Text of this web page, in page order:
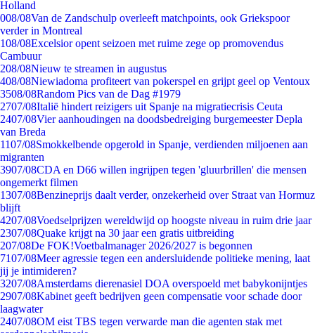
Holland
008/08Van de Zandschulp overleeft matchpoints, ook Griekspoor
verder in Montreal
108/08Excelsior opent seizoen met ruime zege op promovendus
Cambuur
208/08Nieuw te streamen in augustus
408/08Niewiadoma profiteert van pokerspel en grijpt geel op Ventoux
3508/08Random Pics van de Dag #1979
2707/08Italië hindert reizigers uit Spanje na migratiecrisis Ceuta
2407/08Vier aanhoudingen na doodsbedreiging burgemeester Depla
van Breda
1107/08Smokkelbende opgerold in Spanje, verdienden miljoenen aan
migranten
3907/08CDA en D66 willen ingrijpen tegen 'gluurbrillen' die mensen
ongemerkt filmen
1307/08Benzineprijs daalt verder, onzekerheid over Straat van Hormuz
blijft
4207/08Voedselprijzen wereldwijd op hoogste niveau in ruim drie jaar
2307/08Quake krijgt na 30 jaar een gratis uitbreiding
207/08De FOK!Voetbalmanager 2026/2027 is begonnen
7107/08Meer agressie tegen een andersluidende politieke mening, laat
jij je intimideren?
3207/08Amsterdams dierenasiel DOA overspoeld met babykonijntjes
2907/08Kabinet geeft bedrijven geen compensatie voor schade door
laagwater
2407/08OM eist TBS tegen verwarde man die agenten stak met